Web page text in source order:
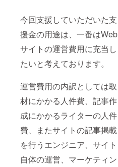
今回支援していただいた支
援金の用途は、一番はWeb
サイトの運営費用に充当し
たいと考えております。
運営費用の内訳としては取
材にかかる人件費、記事作
成にかかるライターの人件
費、またサイトの記事掲載
を行うエンジニア、サイト
自体の運営、マーケティン